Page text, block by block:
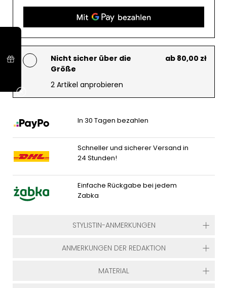
Nicht sicher über die
Größe
ab 80,00 zł
2 Artikel anprobieren
In 30 Tagen bezahlen
Schneller und sicherer Versand in
24 Stunden!
Einfache Rückgabe bei jedem
Zabka
STYLISTIN-ANMERKUNGEN
ANMERKUNGEN DER REDAKTION
MATERIAL